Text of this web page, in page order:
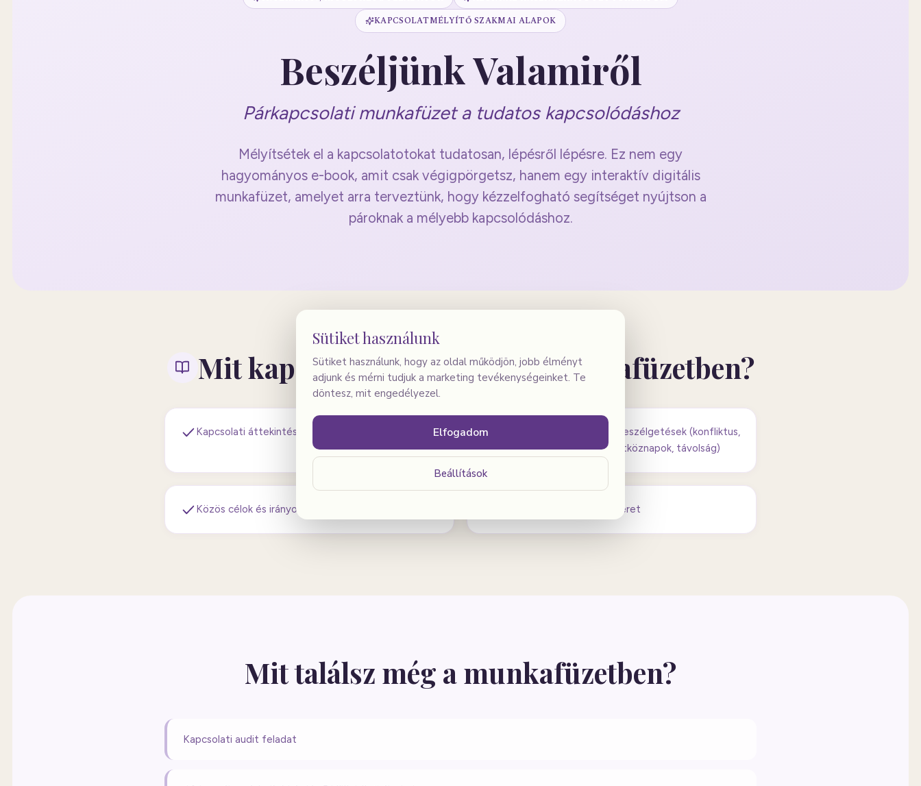
KAPCSOLATMÉLYÍTŐ SZAKMAI ALAPOK
Beszéljünk Valamiről
Párkapcsolati munkafüzet a tudatos kapcsolódáshoz
Mélyítsétek el a kapcsolatotokat tudatosan, lépésről lépésre. Ez nem egy
hagyományos e-book, amit csak végigpörgetsz, hanem egy interaktív digitális
munkafüzet, amelyet arra terveztünk, hogy kézzelfogható segítséget nyújtson a
pároknak a mélyebb kapcsolódáshoz.
Mit kapsz ebben a digitális munkafüzetben?
Kapcsolati áttekintés és tudatos reflexió
Élethelyzetekre szabott beszélgetések (konfliktus,
változás, jövőtervezés, hétköznapok, távolság)
Közös célok és irányok kialakítása Biztonságos, önreflektív keret
Mit találsz még a munkafüzetben?
Kapcsolati audit feladat
Sütiket használunk
Sütiket használunk, hogy az oldal működjön, jobb élményt
adjunk és mérni tudjuk a marketing tevékenységeinket. Te
döntesz, mit engedélyezel.
Elfogadom
Beállítások